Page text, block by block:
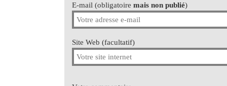
E-mail (obligatoire mais non publié)
Site Web (facultatif)